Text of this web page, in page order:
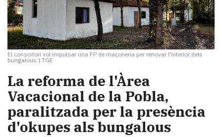
El consistori vol impulsar una FP de maçoneria per renovar l'interior dels
bungalous | TGE
La reforma de l'Àrea
Vacacional de la Pobla,
paralitzada per la presència
d'okupes als bungalous